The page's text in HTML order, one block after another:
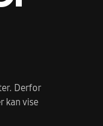
Derfor
kan vise